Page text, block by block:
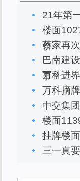
21年第
楼面
价？
蔡家再
巴南建
事？
万科进
万科摘
中交集
楼面
挂牌楼
三一真